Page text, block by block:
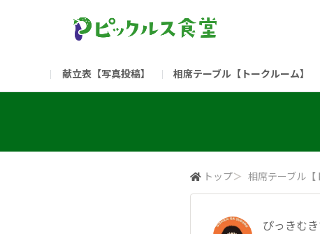
献立表【写真投稿】 相席テーブル【トークルーム】
（リンク）ご飯がススム ブランドサイト
トップ＞ 相席テーブル【
ぴっきむ